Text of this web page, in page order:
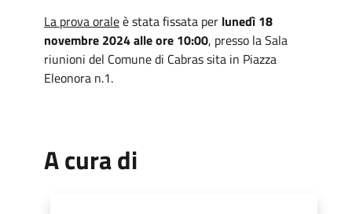
La prova oraleè stata fissata per lunedì 18
novembre 2024 alle ore 10:00, presso la Sala
riunioni del Comune di Cabras sita in Piazza
Eleonora n.1.
A cura di